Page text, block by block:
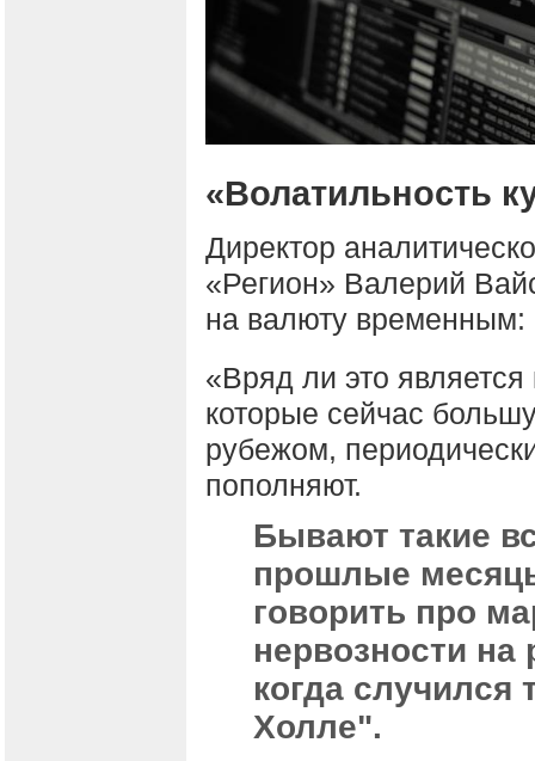
«Волатильность
Директор
«Регион» Валерий
на валюту временным:
«Вряд ли это
которые сейчас
рубежом,
пополняют.
Бывают такие
прошлые
говорить про
нервозности
когда случился
Холле".